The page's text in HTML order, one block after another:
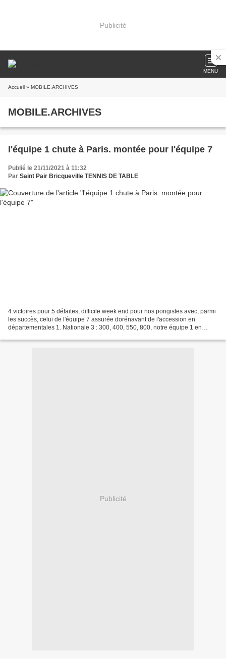
Publicité
MENU
Accueil » MOBILE.ARCHIVES
MOBILE.ARCHIVES
l'équipe 1 chute à Paris. montée pour l'équipe 7
Publié le 21/11/2021 à 11:32
Par Saint Pair Bricqueville TENNIS DE TABLE
4 victoires pour 5 défaites, difficile week end pour nos pongistes avec, parmi
les succès, celui de l'équipe 7 assurée dorénavant de l'accession en
départementales 1. Nationale 3 : 300, 400, 550, 800, notre équipe 1 en
Publicité